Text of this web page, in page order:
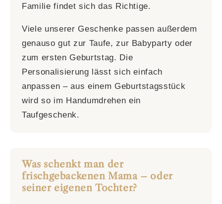
Familie findet sich das Richtige.
Viele unserer Geschenke passen außerdem
genauso gut zur Taufe, zur Babyparty oder
zum ersten Geburtstag. Die
Personalisierung lässt sich einfach
anpassen – aus einem Geburtstagsstück
wird so im Handumdrehen ein
Taufgeschenk.
Was schenkt man der
frischgebackenen Mama – oder
seiner eigenen Tochter?